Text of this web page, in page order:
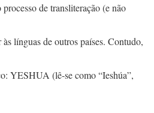
de transliteração (e não
línguas de outros países. Contudo,
YESHUA (lê-se como “Ieshúa”,